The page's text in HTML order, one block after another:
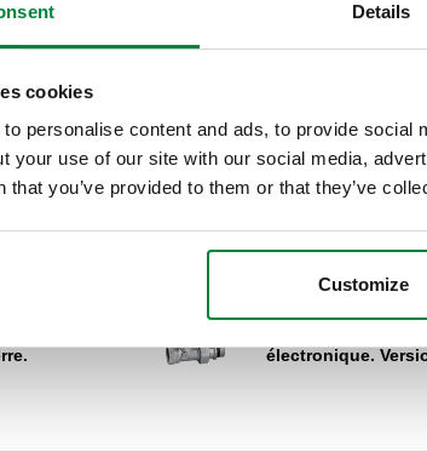
Details
cookies
personalise content and ads, to provide
your use of our site with our social media,
that you’ve provided to them or that they’ve
Customize
pour têtes
et
fer
pour têtes
et
Robinet
électronique.